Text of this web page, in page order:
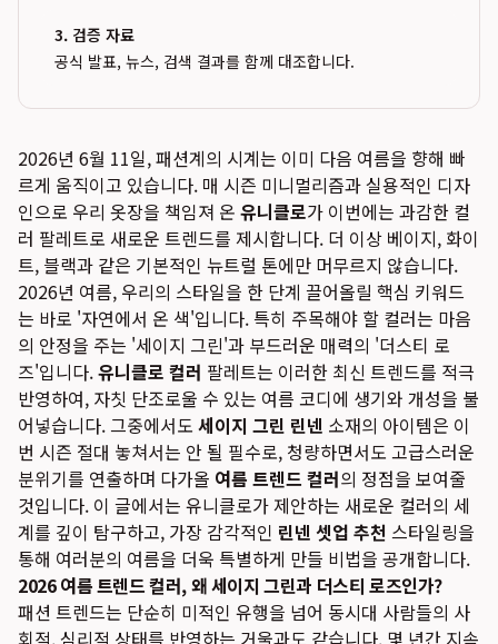
3. 검증 자료
공식 발표, 뉴스, 검색 결과를 함께 대조합니다.
2026년 6월 11일, 패션계의 시계는 이미 다음 여름을 향해 빠
르게 움직이고 있습니다. 매 시즌 미니멀리즘과 실용적인 디자
인으로 우리 옷장을 책임져 온 유니클로가 이번에는 과감한 컬
러 팔레트로 새로운 트렌드를 제시합니다. 더 이상 베이지, 화이
트, 블랙과 같은 기본적인 뉴트럴 톤에만 머무르지 않습니다.
2026년 여름, 우리의 스타일을 한 단계 끌어올릴 핵심 키워드
는 바로 '자연에서 온 색'입니다. 특히 주목해야 할 컬러는 마음
의 안정을 주는 '세이지 그린'과 부드러운 매력의 '더스티 로
즈'입니다.유니클로 컬러 팔레트는 이러한 최신 트렌드를 적극
반영하여, 자칫 단조로울 수 있는 여름 코디에 생기와 개성을 불
어넣습니다. 그중에서도 세이지 그린 린넨 소재의 아이템은 이
번 시즌 절대 놓쳐서는 안 될 필수로, 청량하면서도 고급스러운
분위기를 연출하며 다가올 여름 트렌드 컬러의 정점을 보여줄
것입니다. 이 글에서는 유니클로가 제안하는 새로운 컬러의 세
계를 깊이 탐구하고, 가장 감각적인 린넨 셋업 추천 스타일링을
통해 여러분의 여름을 더욱 특별하게 만들 비법을 공개합니다.
2026 여름 트렌드 컬러, 왜 세이지 그린과 더스티 로즈인가?
패션 트렌드는 단순히 미적인 유행을 넘어 동시대 사람들의 사
회적, 심리적 상태를 반영하는 거울과도 같습니다. 몇 년간 지속